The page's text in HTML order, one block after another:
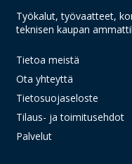
Työkalut, työvaatteet,
teknisen kaupan
Tietoa meistä
Ota yhteyttä
Tietosuojaseloste
Tilaus- ja toimitusehdot
Palvelut